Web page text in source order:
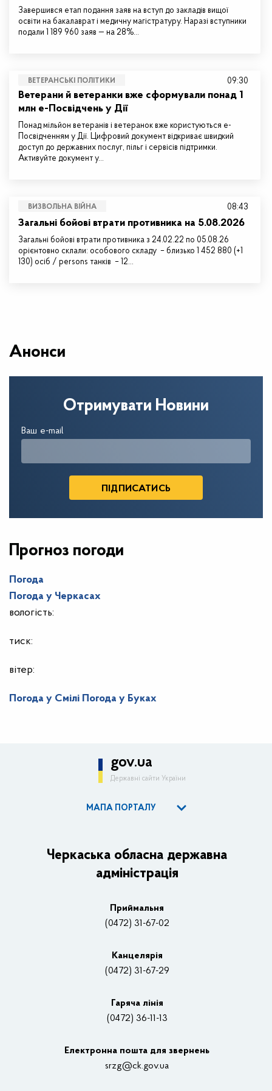
Завершився етап подання заяв на вступ до закладів вищої
освіти на бакалаврат і медичну магістратуру. Наразі вступники
подали 1 189 960 заяв — на 28%…
ВЕТЕРАНСЬКІ ПОЛІТИКИ
Ветерани й ветеранки вже сформували понад 1
млн е-Посвідчень у Дії
Понад мільйон ветеранів і ветеранок вже користуються е-
Посвідченням у Дії. Цифровий документ відкриває швидкий
доступ до державних послуг, пільг і сервісів підтримки.
Активуйте документ у…
09:30
ВИЗВОЛЬНА ВІЙНА
Загальні бойові втрати противника на 5.08.2026
Загальні бойові втрати противника з 24.02.22 по 05.08.26
орієнтовно склали: особового складу – близько 1 452 880 (+1
130) осіб / persons танків – 12…
08:43
Анонси
Отримувати Новини
Ваш e-mail
Прогноз погоди
Погода
Погода у Черкасах
вологість:
тиск:
вітер:
Погода у Смілі Погода у Буках
gov.ua
Державні сайти України
МАПА ПОРТАЛУ
Керівництво адміністрації
Основні завдання та нормативно-правові засади
Нагороди
Контакти
Структурні підрозділи ОДА
Черкаська обласна державна
адміністрація
Приймальня
(0472) 31-67-02
Канцелярiя
(0472) 31-67-29
Гаряча лінія
(0472) 36-11-13
Електронна пошта для звернень
srzg@ck.gov.ua